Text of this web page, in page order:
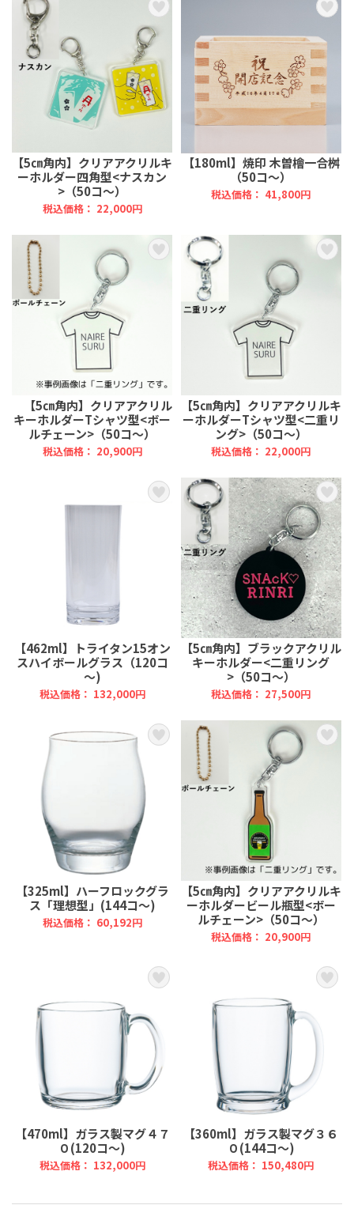
【5㎝角内】クリアアクリルキ
ーホルダー四角型<ナスカン
>（50コ～）
税込価格： 22,000円
【180ml】焼印 木曽檜一合桝
（50コ～）
税込価格： 41,800円
【5㎝角内】クリアアクリル
キーホルダーTシャツ型<ボー
ルチェーン>（50コ～）
税込価格： 20,900円
【5㎝角内】クリアアクリルキ
ーホルダーTシャツ型<二重リ
ング>（50コ～）
税込価格： 22,000円
【462ml】トライタン15オン
スハイボールグラス（120コ
～)
税込価格： 132,000円
【5㎝角内】ブラックアクリル
キーホルダー<二重リング
>（50コ～）
税込価格： 27,500円
【325ml】ハーフロックグラ
ス「理想型」(144コ～)
税込価格： 60,192円
【5㎝角内】クリアアクリルキ
ーホルダービール瓶型<ボー
ルチェーン>（50コ～）
税込価格： 20,900円
【470ml】ガラス製マグ４７
０(120コ～)
税込価格： 132,000円
【360ml】ガラス製マグ３６
０(144コ～)
税込価格： 150,480円